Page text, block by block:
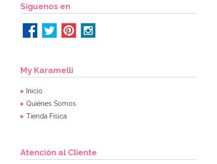
Síguenos en
My Karamelli
Inicio
Quiénes Somos
Tienda Física
Atención al Cliente